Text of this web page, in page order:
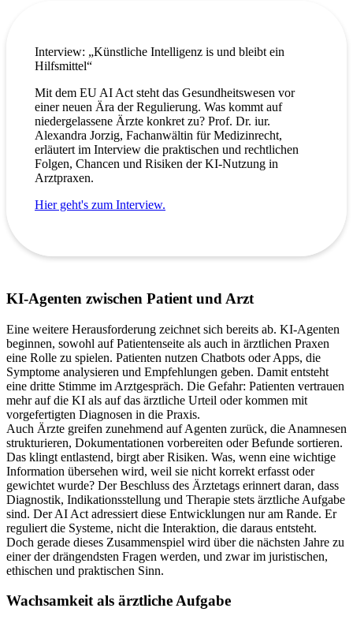
Interview: „Künstliche Intelligenz is und bleibt ein
Hilfsmittel“
Mit dem EU AI Act steht das Gesundheitswesen vor
einer neuen Ära der Regulierung. Was kommt auf
niedergelassene Ärzte konkret zu? Prof. Dr. iur.
Alexandra Jorzig, Fachanwältin für Medizinrecht,
erläutert im Interview die praktischen und rechtlichen
Folgen, Chancen und Risiken der KI-Nutzung in
Arztpraxen.
Hier geht's zum Interview.
KI-Agenten zwischen Patient und Arzt
Eine weitere Herausforderung zeichnet sich bereits ab. KI-Agenten
beginnen, sowohl auf Patientenseite als auch in ärztlichen Praxen
eine Rolle zu spielen. Patienten nutzen Chatbots oder Apps, die
Symptome analysieren und Empfehlungen geben. Damit entsteht
eine dritte Stimme im Arztgespräch. Die Gefahr: Patienten vertrauen
mehr auf die KI als auf das ärztliche Urteil oder kommen mit
vorgefertigten Diagnosen in die Praxis.
Auch Ärzte greifen zunehmend auf Agenten zurück, die Anamnesen
strukturieren, Dokumentationen vorbereiten oder Befunde sortieren.
Das klingt entlastend, birgt aber Risiken. Was, wenn eine wichtige
Information übersehen wird, weil sie nicht korrekt erfasst oder
gewichtet wurde? Der Beschluss des Ärztetags erinnert daran, dass
Diagnostik, Indikationsstellung und Therapie stets ärztliche Aufgabe
sind. Der AI Act adressiert diese Entwicklungen nur am Rande. Er
reguliert die Systeme, nicht die Interaktion, die daraus entsteht.
Doch gerade dieses Zusammenspiel wird über die nächsten Jahre zu
einer der drängendsten Fragen werden, und zwar im juristischen,
ethischen und praktischen Sinn.
Wachsamkeit als ärztliche Aufgabe